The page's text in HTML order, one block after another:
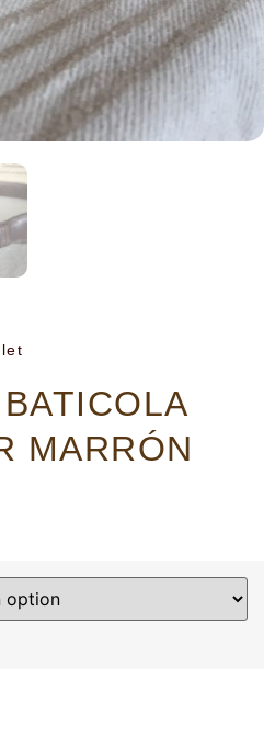
MARRÓN